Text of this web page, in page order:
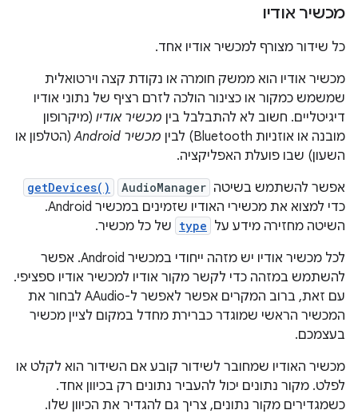
מכשיר אודיו
כל שידור מצורף למכשיר אודיו אחד.
מכשיר אודיו הוא ממשק חומרה או נקודת קצה וירטואלית
שמשמש כמקור או כצינור הולכה לזרם רציף של נתוני אודיו
דיגיטליים. חשוב לא להתבלבל בין מכשיר אודיו (מיקרופון
מובנה או אוזניות Bluetooth) לבין
מכשיר Android
(הטלפון או
השעון) שבו פועלת האפליקציה.
אפשר להשתמש בשיטה AudioManager
getDevices()
כדי למצוא את מכשירי האודיו שזמינים במכשיר Android.
השיטה מחזירה מידע על type של כל מכשיר.
לכל מכשיר אודיו יש מזהה ייחודי במכשיר Android. אפשר
להשתמש במזהה כדי לקשר מקור אודיו למכשיר אודיו ספציפי.
עם זאת, ברוב המקרים אפשר לאפשר ל-AAudio לבחור את
המכשיר הראשי שמוגדר כברירת מחדל במקום לציין מכשיר
בעצמכם.
מכשיר האודיו שמחובר לשידור קובע אם השידור הוא לקלט או
לפלט. מקור נתונים יכול להעביר נתונים רק בכיוון אחד.
כשמגדירים מקור נתונים, צריך גם להגדיר את הכיוון שלו.